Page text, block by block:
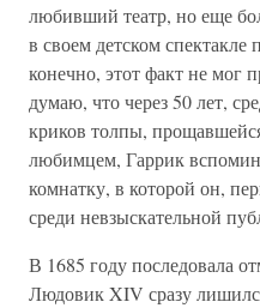
любивший театр, но еще
в своем детском спектакле
конечно, этот факт не мог
думаю, что через 50 лет,
криков толпы,
любимцем, Гаррик
комнатку, в которой он,
среди невзыскательной
В 1685 году последовала
Людовик XIV сразу